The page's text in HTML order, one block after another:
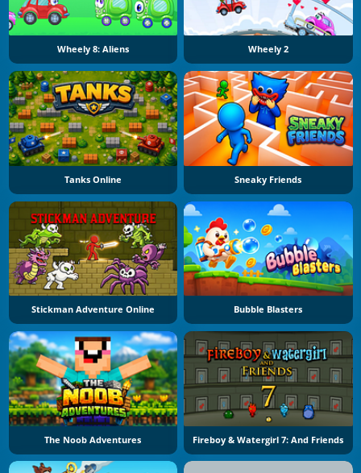
Wheely 8: Aliens Wheely 2
Tanks Online Sneaky Friends
Stickman Adventure Online Bubble Blasters
The Noob Adventures Fireboy & Watergirl 7: And Friends